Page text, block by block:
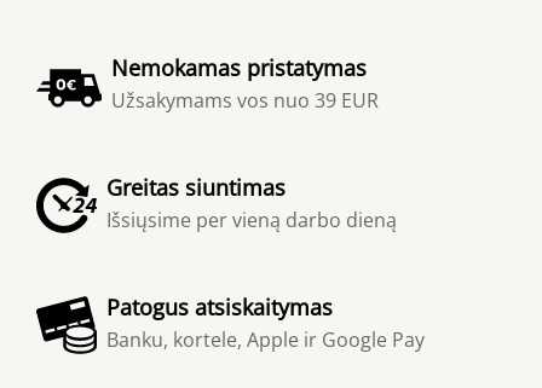
Nemokamas pristatymas
Užsakymams vos nuo 39 EUR
Greitas siuntimas
Išsiųsime per vieną darbo dieną
Patogus atsiskaitymas
Banku, kortele, Apple ir Google Pay